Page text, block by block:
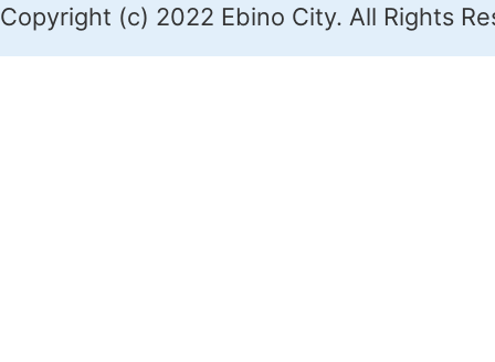
Copyright (c) 2022 Ebino City. All Rights